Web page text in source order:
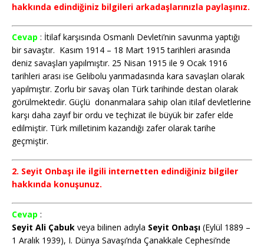
hakkında edindiğiniz bilgileri arkadaşlarınızla paylaşınız.
Cevap : İtilaf karşısında Osmanlı Devleti’nin savunma yaptığı
bir savaştır. Kasım 1914 – 18 Mart 1915 tarihleri arasında
deniz savaşları yapılmıştır. 25 Nisan 1915 ile 9 Ocak 1916
tarihleri arası ise Gelibolu yarımadasında kara savaşları olarak
yapılmıştır. Zorlu bir savaş olan Türk tarihinde destan olarak
görülmektedir. Güçlü donanmalara sahip olan itilaf devletlerine
karşı daha zayıf bir ordu ve teçhizat ile büyük bir zafer elde
edilmiştir. Türk milletinim kazandığı zafer olarak tarihe
geçmiştir.
2. Seyit Onbaşı ile ilgili internetten edindiğiniz bilgiler
hakkında konuşunuz.
Cevap :
Seyit Ali Çabuk veya bilinen adıyla Seyit Onbaşı (Eylül 1889 –
1 Aralık 1939), I. Dünya Savaşı’nda Çanakkale Cephesi’nde